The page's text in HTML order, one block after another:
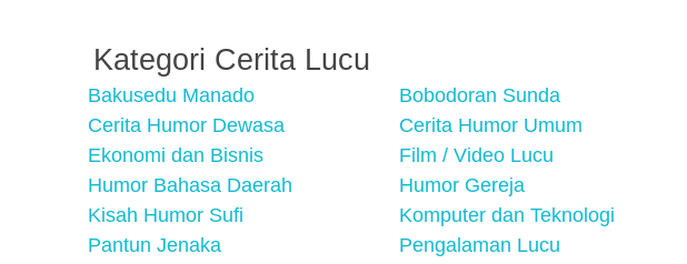
Kategori Cerita Lucu
Bakusedu Manado Bobodoran Sunda
Cerita Humor Dewasa
Cerita Humor Umum
Ekonomi dan Bisnis
Film / Video Lucu
Humor Bahasa Daerah
Humor Gereja
Kisah Humor Sufi
Komputer dan Teknologi
Pantun Jenaka
Pengalaman Lucu